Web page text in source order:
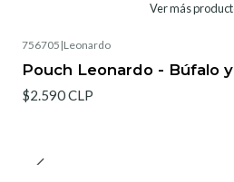
Ver más
756705 |Leonardo
Pouch Leonardo - Búfalo
$2.590 CLP